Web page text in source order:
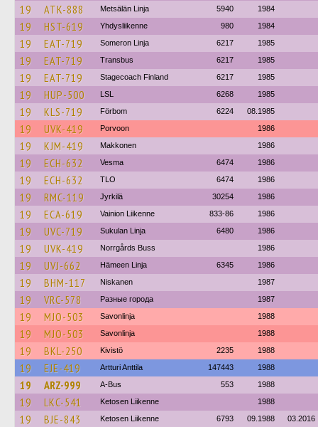
19 ATK-888 Metsälän Linja 5940 1984
19 HST-619 Yhdysliikenne 980 1984
19 EAT-719 Someron Linja 6217 1985
19 EAT-719 Transbus 6217 1985
19 EAT-719 Stagecoach Finland 6217 1985
19 HUP-500 LSL 6268 1985
19 KLS-719 Förbom 6224 08.1985
19 UVK-419 Porvoon 1986
19 KJM-419 Makkonen 1986
19 ECH-632 Vesma 6474 1986
19 ECH-632 TLO 6474 1986
19 RMC-119 Jyrkilä 30254 1986
19 ECA-619 Vainion Liikenne 833-86 1986
19 UVC-719 Sukulan Linja 6480 1986
19 UVK-419 Norrgårds Buss 1986
19 UVJ-662 Hämeen Linja 6345 1986
19 BHM-117 Niskanen 1987
19 VRC-578 Разные города 1987
19 MJO-503 Savonlinja 1988
19 MJO-503 Savonlinja 1988
19 BKL-250 Kivistö 2235 1988
19 EJE-419 Artturi Anttila 147443 1988
19 ARZ-999 A-Bus 553 1988
19 LKC-541 Ketosen Liikenne 1988
19 BJE-843 Ketosen Liikenne 6793 09.1988 03.2016